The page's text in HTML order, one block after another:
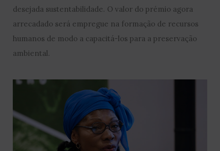
desejada sustentabilidade. O valor do prémio agora
arrecadado será empregue na formação de recursos
humanos de modo a capacitá-los para a preservação
ambiental.